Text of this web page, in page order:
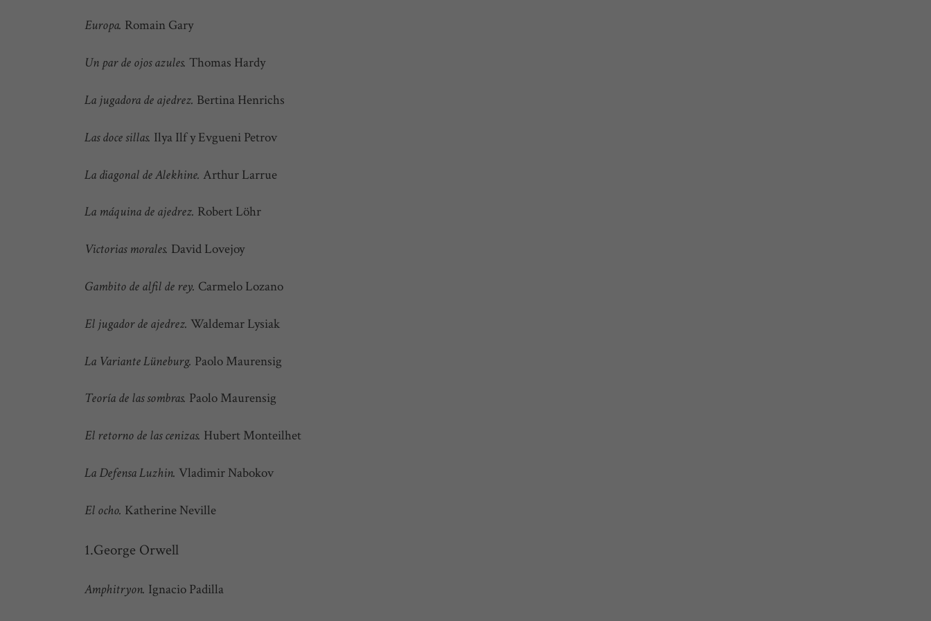
Europa. Romain Gary
Un par de ojos azules. Thomas Hardy
La jugadora de ajedrez. Bertina Henrichs
Las doce sillas. Ilya Ilf y Evgueni Petrov
La diagonal de Alekhine. Arthur Larrue
La máquina de ajedrez. Robert Löhr
Victorias morales. David Lovejoy
Gambito de alfil de rey. Carmelo Lozano
El jugador de ajedrez. Waldemar Lysiak
La Variante Lüneburg. Paolo Maurensig
Teoría de las sombras. Paolo Maurensig
El retorno de las cenizas. Hubert Monteilhet
La Defensa Luzhin. Vladimir Nabokov
El ocho. Katherine Neville
George Orwell
Amphitryon. Ignacio Padilla